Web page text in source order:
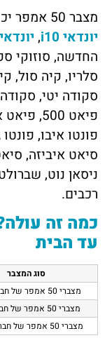
מצבר 50 אמפר יכול להתאים למגוון רכבים, וביניהם,
יונדאי i10
, יונדאי i20
החדשה, סוזוקי
סלריו, קיה סול,
פיאט
פונטו איבו,
ניסאן נוט,
רכבים.
כמה זה
עד הבית
סוג המצבר
מצברי 50 אמפר של חברת
מצברי 50 אמפר של חברת
מצברי 50 אמפר של חברת